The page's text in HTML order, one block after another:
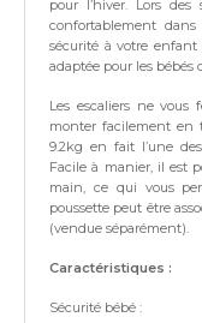
pour l’hiver. Lors
confortablement
sécurité à votre
adaptée pour les bébés
Les escaliers ne vous
monter facilement en
9.2kg en fait l’une
Facile à manier, il est
main, ce qui vous
poussette peut être
(vendue séparément).
Caractéristiques :
Sécurité bébé :